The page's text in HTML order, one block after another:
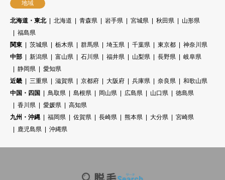
地域
北海道・東北 北海道 青森県 岩手県 宮城県 秋田県
山形県
福島県
関東
茨城県 栃木県 群馬県 埼玉県 千葉県 東京都
神奈川県
中部
新潟県 富山県 石川県 福井県 山梨県 長野県
岐阜県
静岡県
愛知県
近畿
三重県 滋賀県 京都府 大阪府 兵庫県 奈良県
和歌山県
中国・四国
鳥取県 島根県 岡山県 広島県 山口県
徳島県
香川県
愛媛県
高知県
九州・沖縄
福岡県 佐賀県 長崎県 熊本県 大分県
宮崎県
鹿児島県
沖縄県